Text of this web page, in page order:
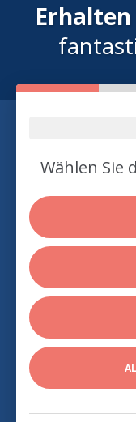
Wählen Sie